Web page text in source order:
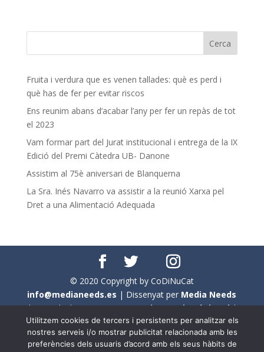
Fruita i verdura que es venen tallades: què es perd i
què has de fer per evitar riscos
Ens reunim abans d’acabar l’any per fer un repàs de tot
el 2023
Vam formar part del Jurat institucional i entrega de la IX
Edició del Premi Càtedra UB- Danone
Assistim al 75è aniversari de Blanquerna
La Sra. Inés Navarro va assistir a la reunió Xarxa pel
Dret a una Alimentació Adequada
© 2020 Copyright by CoDiNuCat
info@medianeeds.es | Dissenyat per Media Needs
| Tots els drets reservats aCoDiNuCat |Avís legal|
Avís per cookies
En aquest web s'ha tingut en compte l'ús no sexista del
Utilitzem cookies de tercers i persistents per analitzar els
nostres serveis i/o mostrar publicitat relacionada amb les
preferències dels usuaris d’acord amb els seus hàbits de